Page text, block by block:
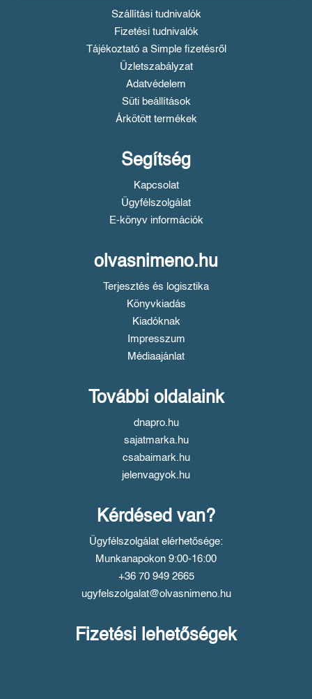
Szállítási tudnivalók
Fizetési tudnivalók
Tájékoztató a Simple fizetésről
Üzletszabályzat
Adatvédelem
Süti beállítások
Árkötött termékek
Segítség
Kapcsolat
Ügyfélszolgálat
E-könyv információk
olvasnimeno.hu
Terjesztés és logisztika
Könyvkiadás
Kiadóknak
Impresszum
Médiaajánlat
További oldalaink
dnapro.hu
sajatmarka.hu
csabaimark.hu
jelenvagyok.hu
Kérdésed van?
Ügyfélszolgálat elérhetősége:
Munkanapokon 9:00-16:00
+36 70 949 2665
ugyfelszolgalat@olvasnimeno.hu
Fizetési lehetőségek